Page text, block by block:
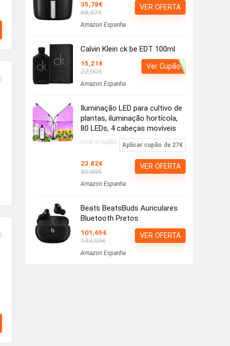
35,78€
68,57€
Amazon Espanha
VER OFERTA
Calvin Klein ck be EDT 100ml
15,21€
22,90€
Amazon Espanha
Ver Cupão
Iluminação LED para cultivo de
plantas, iluminação hortícola,
80 LEDs, 4 cabeças movíveis
Usar o cupão: Aplicar cupão de 27€
23.82€
50.00€
Amazon Espanha
VER OFERTA
Beats BeatsBuds Auriculares
Bluetooth Pretos
101,65€
193,09€
Amazon Espanha
VER OFERTA